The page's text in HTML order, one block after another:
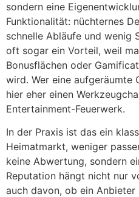
sondern eine
Funktionalität: nüchternes
schnelle Abläufe und wenig
oft sogar ein Vorteil, weil
Bonusflächen oder
wird. Wer eine aufgeräumte
hier eher einen
Entertainment-Feuerwerk.
In der Praxis ist das ein
Heimatmarkt, weniger
keine Abwertung, sondern
Reputation hängt nicht nur
auch davon, ob ein Anbieter